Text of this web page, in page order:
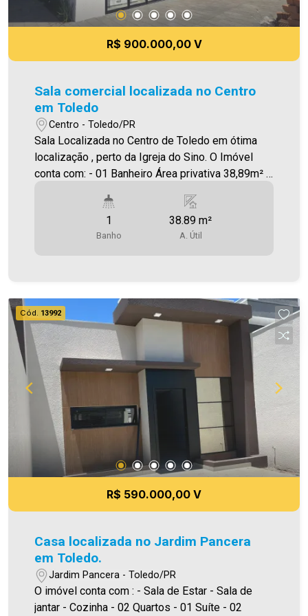
R$ 900.000,00 V
Sala comercial localizada no Centro
em Toledo
Centro - Toledo/PR
Sala Localizada no Centro de Toledo em ótima
localização , perto da Igreja do Sino. O Imóvel
conta com: - 01 Banheiro Área privativa 38,89m² A
carteiras de imóveis administrados da cidade,
atuando com excelência tanto na locação quanto
qualquer erro de digitação e/ou ortografia, bem
como alteração dos preços e imagens. Fotos
meramente ilustrativas.
1
Banho
38.89 m²
A. Útil
Cód. 13992
R$ 590.000,00 V
Casa localizada no Jardim Pancera
em Toledo.
Jardim Pancera - Toledo/PR
O imóvel conta com : - Sala de Estar - Sala de
jantar - Cozinha - 02 Quartos - 01 Suíte - 02